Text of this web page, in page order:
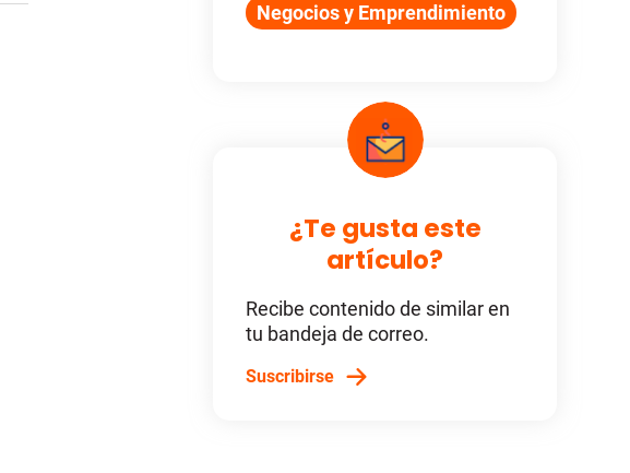
Negocios y Emprendimiento
¿Te gusta este
artículo?
Recibe contenido de similar en
tu bandeja de correo.
Suscribirse